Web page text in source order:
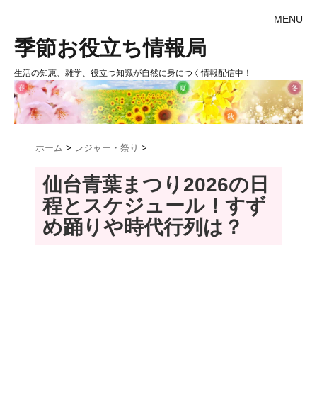
MENU
季節お役立ち情報局
生活の知恵、雑学、役立つ知識が自然に身につく情報配信中！
ホーム > レジャー・祭り >
仙台青葉まつり2026の日
程とスケジュール！すず
め踊りや時代行列は？